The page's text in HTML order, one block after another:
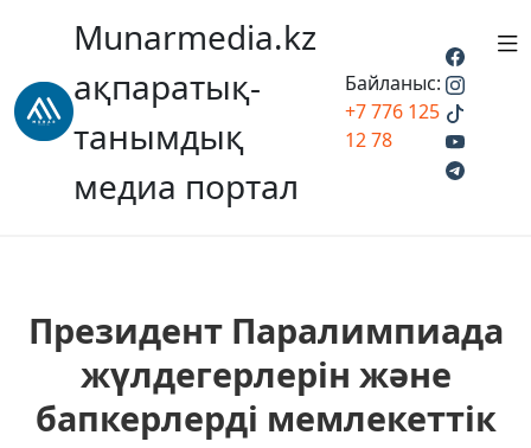
Munarmedia.kz
ақпаратық-
танымдық
медиа портал
Байланыс:
+7 776 125
12 78
Президент Паралимпиада
жүлдегерлерін және
бапкерлерді мемлекеттік